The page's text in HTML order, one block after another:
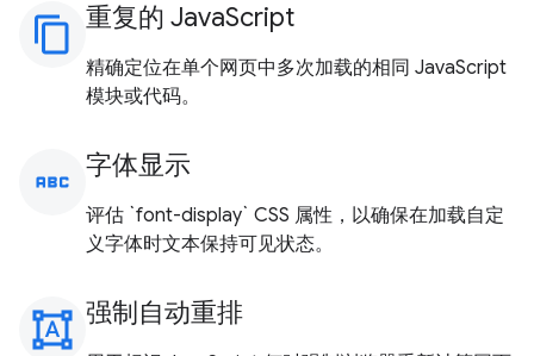
content_copy 重复的 JavaScript
精确定位在单个网页中多次加载的相同 JavaScript
模块或代码。
abc 字体显示
评估 `font-display` CSS 属性，以确保在加载自定
义字体时文本保持可见状态。
format_shapes 强制自动重排